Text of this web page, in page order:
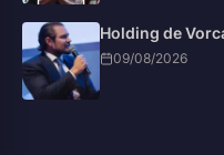
Holding de
09/08/2026